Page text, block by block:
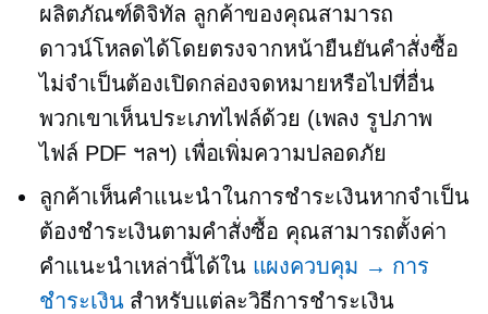
ผลิตภัณฑ์ดิจิทัล ลูกค้าของคุณสามารถ
ดาวน์โหลดได้โดยตรงจากหน้ายืนยันคำสั่งซื้อ
ไม่จำเป็นต้องเปิดกล่องจดหมายหรือไปที่อื่น
พวกเขาเห็นประเภทไฟล์ด้วย (เพลง รูปภาพ
ไฟล์ PDF ฯลฯ) เพื่อเพิ่มความปลอดภัย
ลูกค้าเห็นคำแนะนำในการชำระเงินหากจำเป็น
ต้องชำระเงินตามคำสั่งซื้อ คุณสามารถตั้งค่า
คำแนะนำเหล่านี้ได้ใน แผงควบคุม → การ
ชำระเงินสำหรับแต่ละวิธีการชำระเงิน